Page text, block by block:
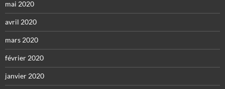
mai 2020
avril 2020
mars 2020
février 2020
janvier 2020